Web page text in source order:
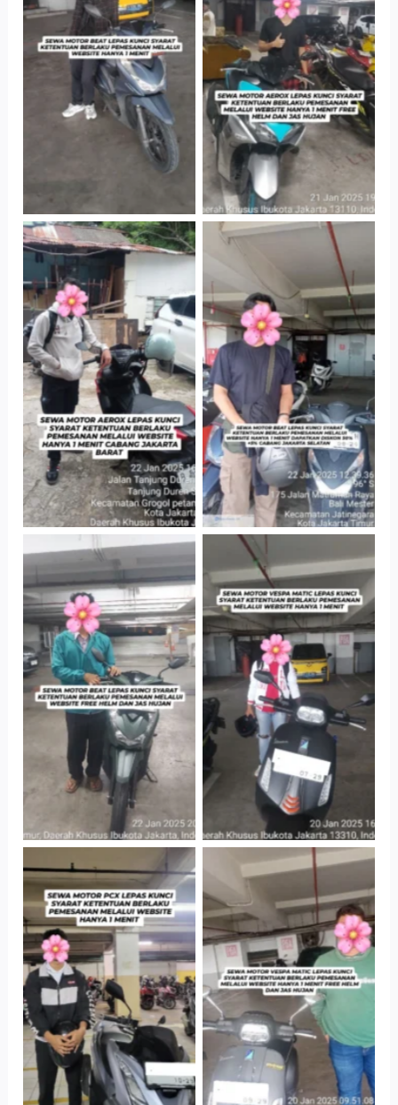
Cityplaza
Jatinegara Gedung
Parkir P6A
Cityplaza
Jatinegara Gedung
Parkir P6A
Cabang Jakarta
Barat
Cityplaza
Jatinegara Gedung
Parkir P6A
Cityplaza
Jatinegara Gedung
Parkir P6A
Cityplaza
Jatinegara Gedung
Parkir P6A
Hotel Kartika
Chandra, Jakarta
Selatan
Cityplaza
Jatinegara Gedung
Parkir P6A